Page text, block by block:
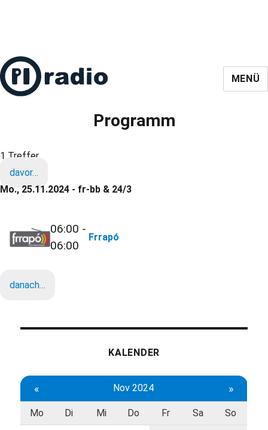
MENÜ
Programm
1 Treffer
davor…
Mo., 25.11.2024 - fr-bb & 24/3
06:00 -
06:00
Frrapó
danach…
KALENDER
« Nov 2024 »
Mo Di Mi Do Fr Sa So